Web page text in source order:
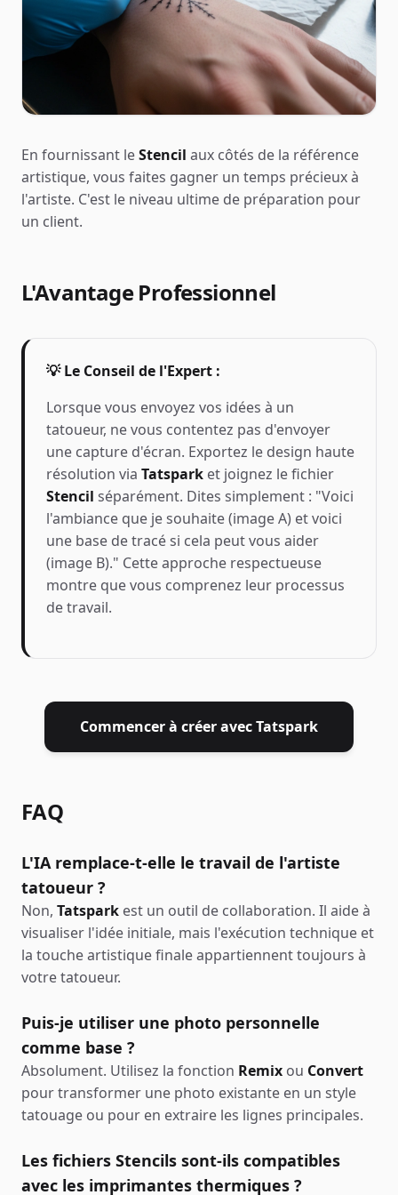
En fournissant leStencil aux côtés de la référence
artistique, vous faites gagner un temps précieux à
l'artiste. C'est le niveau ultime de préparation pour
un client.
L'Avantage Professionnel
💡 Le Conseil de l'Expert :
Lorsque vous envoyez vos idées à un
tatoueur, ne vous contentez pas d'envoyer
une capture d'écran. Exportez le design haute
résolution via Tatspark et joignez le fichier
Stencil séparément. Dites simplement : "Voici
l'ambiance que je souhaite (image A) et voici
une base de tracé si cela peut vous aider
(image B)." Cette approche respectueuse
montre que vous comprenez leur processus
de travail.
Commencer à créer avec Tatspark
FAQ
L'IA remplace-t-elle le travail de l'artiste
tatoueur ?
Non, Tatspark est un outil de collaboration. Il aide à
visualiser l'idée initiale, mais l'exécution technique et
la touche artistique finale appartiennent toujours à
votre tatoueur.
Puis-je utiliser une photo personnelle
comme base ?
Absolument. Utilisez la fonction Remix ou Convert
pour transformer une photo existante en un style
tatouage ou pour en extraire les lignes principales.
Les fichiers Stencils sont-ils compatibles
avec les imprimantes thermiques ?